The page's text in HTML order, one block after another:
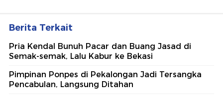
Berita Terkait
Pria Kendal Bunuh Pacar dan Buang Jasad di
Semak-semak, Lalu Kabur ke Bekasi
Pimpinan Ponpes di Pekalongan Jadi Tersangka
Pencabulan, Langsung Ditahan